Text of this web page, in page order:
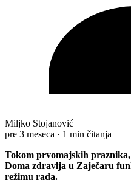
Miljko Stojanović
pre 3 meseca · 1 min čitanja
Tokom prvomajskih praznika,
Doma zdravlja u Zaječaru
režimu rada.